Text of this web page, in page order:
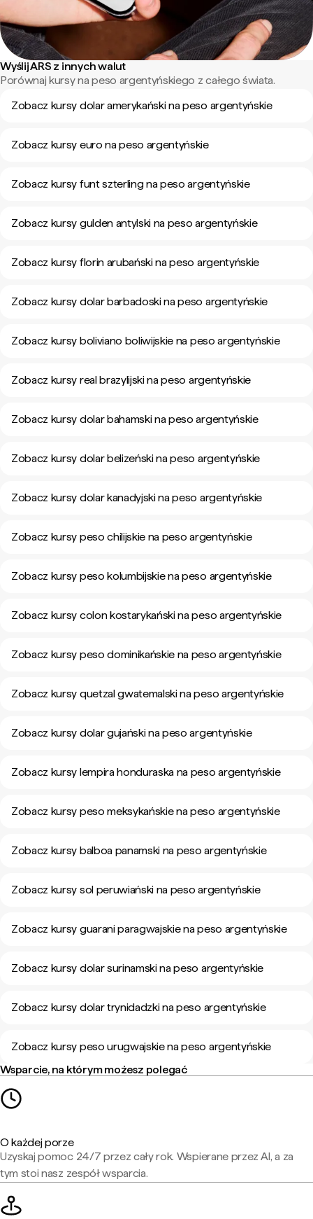
Wyślij ARS z innych walut
Porównaj kursy na peso argentyńskiego z całego świata.
Zobacz kursy dolar amerykański na peso argentyńskie
Zobacz kursy euro na peso argentyńskie
Zobacz kursy funt szterling na peso argentyńskie
Zobacz kursy gulden antylski na peso argentyńskie
Zobacz kursy florin arubański na peso argentyńskie
Zobacz kursy dolar barbadoski na peso argentyńskie
Zobacz kursy boliviano boliwijskie na peso argentyńskie
Zobacz kursy real brazylijski na peso argentyńskie
Zobacz kursy dolar bahamski na peso argentyńskie
Zobacz kursy dolar belizeński na peso argentyńskie
Zobacz kursy dolar kanadyjski na peso argentyńskie
Zobacz kursy peso chilijskie na peso argentyńskie
Zobacz kursy peso kolumbijskie na peso argentyńskie
Zobacz kursy colon kostarykański na peso argentyńskie
Zobacz kursy peso dominikańskie na peso argentyńskie
Zobacz kursy quetzal gwatemalski na peso argentyńskie
Zobacz kursy dolar gujański na peso argentyńskie
Zobacz kursy lempira honduraska na peso argentyńskie
Zobacz kursy peso meksykańskie na peso argentyńskie
Zobacz kursy balboa panamski na peso argentyńskie
Zobacz kursy sol peruwiański na peso argentyńskie
Zobacz kursy guarani paragwajskie na peso argentyńskie
Zobacz kursy dolar surinamski na peso argentyńskie
Zobacz kursy dolar trynidadzki na peso argentyńskie
Zobacz kursy peso urugwajskie na peso argentyńskie
Wsparcie, na którym możesz polegać
O każdej porze
Uzyskaj pomoc 24/7 przez cały rok. Wspierane przez AI, a za
tym stoi nasz zespół wsparcia.